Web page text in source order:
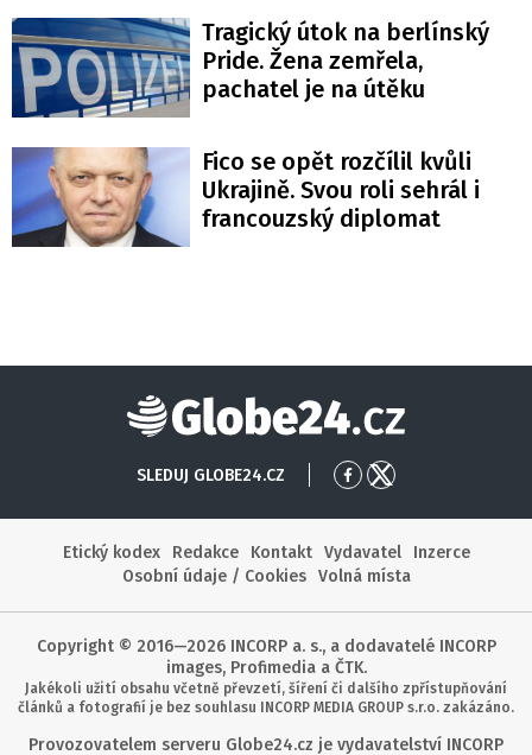
Tragický útok na berlínský
Pride. Žena zemřela,
pachatel je na útěku
Fico se opět rozčílil kvůli
Ukrajině. Svou roli sehrál i
francouzský diplomat
Globe24
SLEDUJ GLOBE24.CZ
Přejít
Facebook
Přejít
X
Etický kodex
Redakce Kontakt Vydavatel
Inzerce
Osobní údaje / Cookies
Volná místa
Copyright © 2016—2026 INCORP a. s., a dodavatelé INCORP
images, Profimedia a ČTK.
Jakékoli užití obsahu včetně převzetí, šíření či dalšího zpřístupňování
článků a fotografií je bez souhlasu INCORP MEDIA GROUP s.r.o. zakázáno.
Provozovatelem serveru Globe24.cz je vydavatelství INCORP